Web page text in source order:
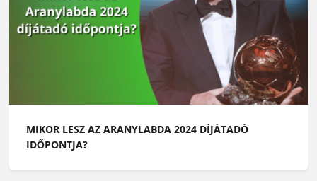
MIKOR LESZ AZ ARANYLABDA 2024 DÍJÁTADÓ
IDŐPONTJA?